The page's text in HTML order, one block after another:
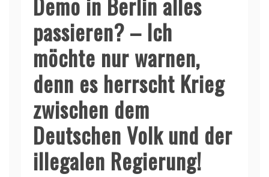
passieren? – Ich
möchte nur warnen,
denn es herrscht Krieg
zwischen dem
Deutschen Volk und der
illegalen Regierung!